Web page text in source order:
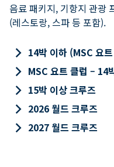
음료 패키지, 기항지 관광
(레스토랑, 스파 등 포함).
keyboard_arrow_right 14박 이하 (MSC 요
keyboard_arrow_right MSC 요트 클럽 – 14
keyboard_arrow_right 15박 이상 크루즈
keyboard_arrow_right 2026 월드 크루즈
keyboard_arrow_right 2027 월드 크루즈